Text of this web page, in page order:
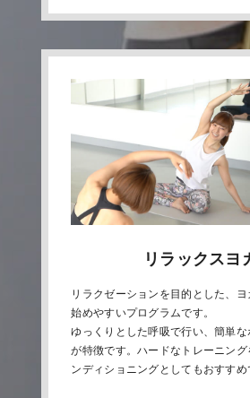
リラックスヨ
リラクゼーションを目的とした、
始めやすいプログラムです。
ゆっくりとした呼吸で行い、簡単
が特徴です。ハードなトレーニン
ンディショニングとしてもおすすめ